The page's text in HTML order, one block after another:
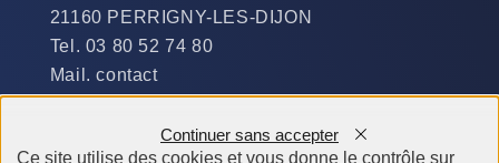
21160 PERRIGNY-LES-DIJON
Tel. 03 80 52 74 80
Mail. contact
Du Lundi au Jeudi :
Ce site utilise des cookies et vous donne le contrôle sur
Continuer sans accepter